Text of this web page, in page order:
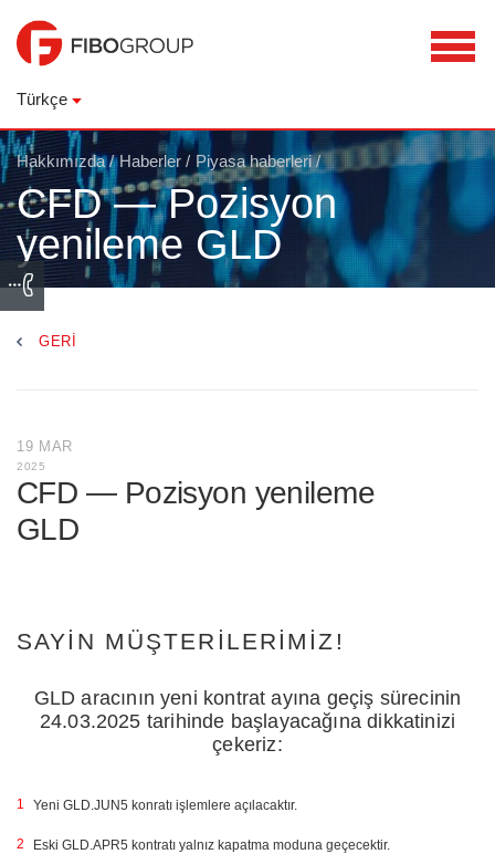
Türkçe
Hakkımızda/ Haberler / Piyasa haberleri/
CFD — Pozisyon
yenileme GLD
GERI
19 MAR
2025
CFD — Pozisyon yenileme
GLD
SAYIN MÜŞTERILERIMIZ!
GLD aracının yeni kontrat ayına geçiş sürecinin
24.03.2025 tarihinde başlayacağına dikkatinizi
çekeriz:
Yeni GLD.JUN5 konratı işlemlere açılacaktır.
Eski GLD.APR5 kontratı yalnız kapatma moduna geçecektir.